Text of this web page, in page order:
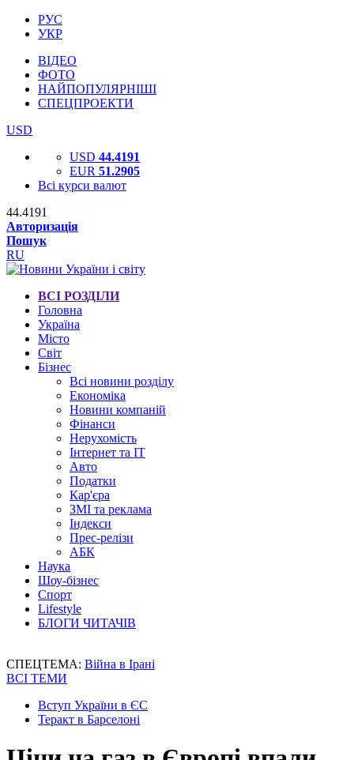
РУС
УКР
ВІДЕО
ФОТО
НАЙПОПУЛЯРНІШІ
СПЕЦПРОЕКТИ
USD
USD 44.4191
EUR 51.2905
Всі курси валют
44.4191
Авторизація
Пошук
RU
ВСІ РОЗДІЛИ
Головна
Україна
Місто
Світ
Бізнес
Всі новини розділу
Економіка
Новини компаній
Фінанси
Нерухомість
Інтернет та IT
Авто
Податки
Кар'єра
ЗМІ та реклама
Індекси
Прес-релізи
АБК
Наука
Шоу-бізнес
Спорт
Lifestyle
БЛОГИ ЧИТАЧІВ
СПЕЦТЕМА: Війна в Ірані
ВСІ ТЕМИ
Вступ України в ЄС
Теракт в Барселоні